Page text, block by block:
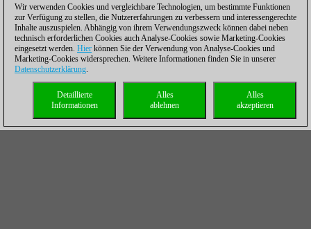
Wir verwenden Cookies und vergleichbare Technologien, um bestimmte Funktionen
zur Verfügung zu stellen, die Nutzererfahrungen zu verbessern und interessengerechte
Inhalte auszuspielen. Abhängig von ihrem Verwendungszweck können dabei neben
technisch erforderlichen Cookies auch Analyse-Cookies sowie Marketing-Cookies
eingesetzt werden. Hier können Sie der Verwendung von Analyse-Cookies und
Marketing-Cookies widersprechen. Weitere Informationen finden Sie in unserer
Datenschutzerklärung.
Alles
akzeptieren
Alles
ablehnen
Detaillierte
Informationen